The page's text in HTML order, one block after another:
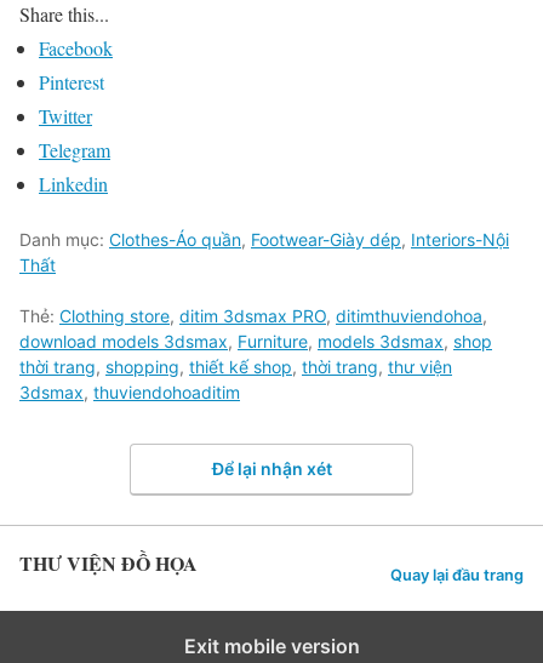
Share this...
Facebook
Pinterest
Twitter
Telegram
Linkedin
Danh mục: Clothes-Áo quần, Footwear-Giày dép, Interiors-Nội
Thất
Thẻ: Clothing store, ditim 3dsmax PRO, ditimthuviendohoa,
download models 3dsmax, Furniture, models 3dsmax, shop
thời trang, shopping, thiết kế shop, thời trang, thư viện
3dsmax, thuviendohoaditim
Để lại nhận xét
THƯ VIỆN ĐỒ HỌA Quay lại đầu trang
Exit mobile version